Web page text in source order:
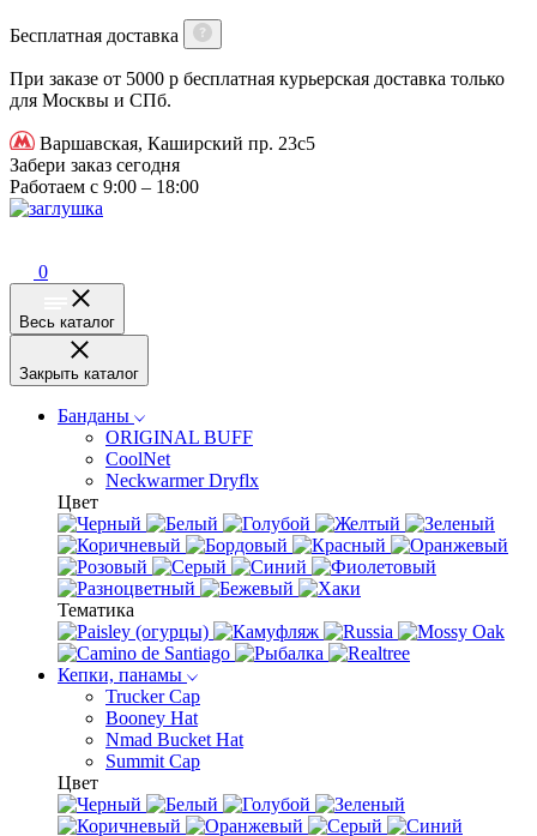
Бесплатная доставка
При заказе от 5000 р бесплатная курьерская доставка только
для Москвы и СПб.
Варшавская, Каширский пр. 23с5
Забери заказ сегодня
Работаем с 9:00 – 18:00
0
Весь каталог
Закрыть каталог
Банданы
ORIGINAL BUFF
CoolNet
Neckwarmer Dryflx
Цвет
Тематика
Кепки, панамы
Trucker Cap
Booney Hat
Nmad Bucket Hat
Summit Cap
Цвет